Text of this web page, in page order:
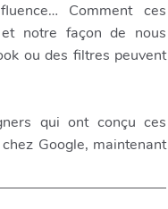
Comment ces
notre façon de nous
ou des filtres peuvent
qui ont conçu ces
Google, maintenant